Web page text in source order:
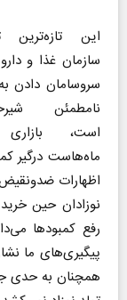
این تازه‌ترین
سازمان غذا و
سر‌و‌سامان دادن به
نامطمئن
است،
ماه‌هاست درگیر
اظهارات
نوزادان حین
رفع کمبودها
پیگیری‌های ما
همچنان به حدی